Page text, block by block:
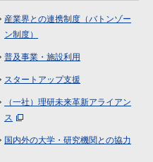
産業界との連携制度（バトンゾー
ン制度）
普及事業・施設利用
スタートアップ支援
（一社）理研未来革新アライアン
ス
国内外の大学・研究機関との協力